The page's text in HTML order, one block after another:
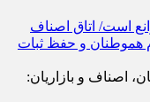
اصناف و بازاریان: